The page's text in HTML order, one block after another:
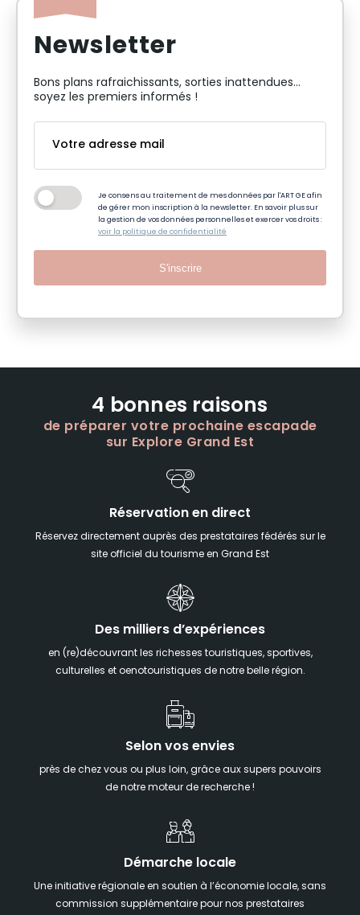
Newsletter
Bons plans rafraichissants, sorties inattendues…
soyez les premiers informés !
Je consens au traitement de mes données par l'ART GE afin
de gérer mon inscription à la newsletter. En savoir plus sur
la gestion de vos données personnelles et exercer vos droits :
voir la politique de confidentialité
S'inscrire
4 bonnes raisons
de préparer votre prochaine escapade
sur Explore Grand Est
Réservation en direct
Réservez directement auprès des prestataires fédérés sur le
site officiel du tourisme en Grand Est
Des milliers d’expériences
en (re)découvrant les richesses touristiques, sportives,
culturelles et oenotouristiques de notre belle région.
Selon vos envies
près de chez vous ou plus loin, grâce aux supers pouvoirs
de notre moteur de recherche !
Démarche locale
Une initiative régionale en soutien à l’économie locale, sans
commission supplémentaire pour nos prestataires